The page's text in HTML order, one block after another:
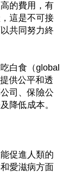
的費用，有
這是不可接
共同努力終
白食（global
供公平和透
司、保險公
降低成本。
促進人類的
愛滋病方面